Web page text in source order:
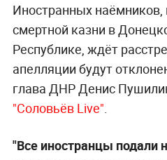
Иностранных наёмников,
смертной казни в
Республике, ждёт
апелляции будут
глава ДНР Денис
"Соловьёв Live"
"Все иностранцы подали